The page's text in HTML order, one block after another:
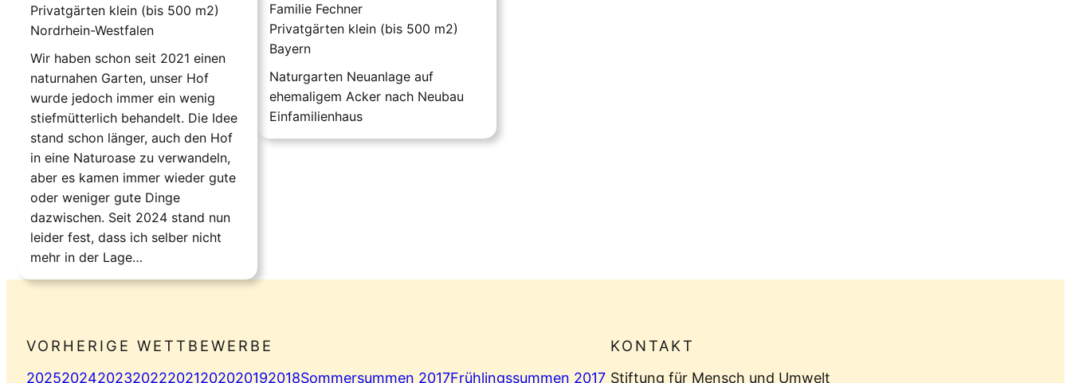
Privatgärten klein (bis 500 m2)
Nordrhein-Westfalen
Wir haben schon seit 2021 einen
naturnahen Garten, unser Hof
wurde jedoch immer ein wenig
stiefmütterlich behandelt. Die Idee
stand schon länger, auch den Hof
in eine Naturoase zu verwandeln,
aber es kamen immer wieder gute
oder weniger gute Dinge
dazwischen. Seit 2024 stand nun
leider fest, dass ich selber nicht
mehr in der Lage…
Familie Fechner
Privatgärten klein (bis 500 m2)
Bayern
Naturgarten Neuanlage auf
ehemaligem Acker nach Neubau
Einfamilienhaus
VORHERIGE WETTBEWERBE
20252024202320222021202020192018Sommersummen 2017Frühlingssummen 2017
KONTAKT
Stiftung für Mensch und Umwelt